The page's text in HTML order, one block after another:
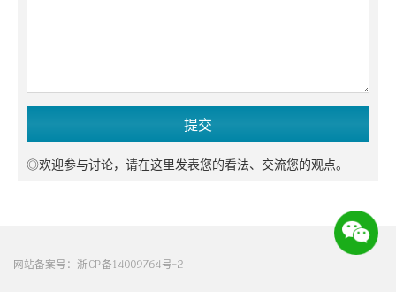
◎欢迎参与讨论，请在这里发表您的看法、交流您的观点。
网站备案号： 浙ICP备14009764号-2